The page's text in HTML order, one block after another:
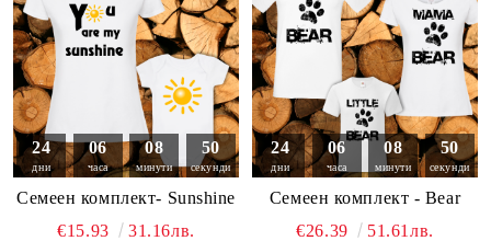
24
дни
06
часа
08
минути
49
секунди
Семеен комплект- Sunshine
€15.93 31.16лв.
24
дни
06
часа
08
минути
49
секунди
Семеен комплект - Bear
€26.39 51.61лв.